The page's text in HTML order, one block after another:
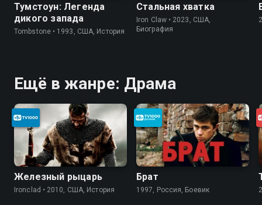
Тумстоун: Легенда
дикого запада
Tombstone • 1993, США, История
Стальная хватка
Iron Claw • 2023, США,
Биография
Ещё в жанре: Драма
Железный рыцарь
Ironclad • 2010, США, История
Брат
1997, Россия, Боевик